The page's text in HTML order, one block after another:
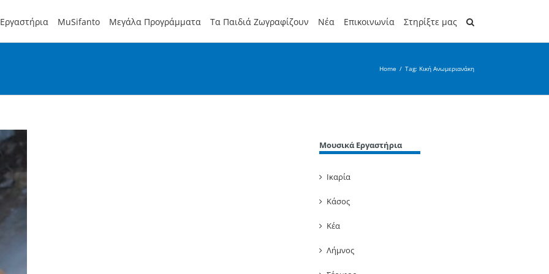
MuSifanto Μεγάλα Προγράμματα Τα Παιδιά Ζωγραφίζουν Νέα Επικοινωνία Στηρίξτε μας
Home / Tag: Κική Ανωμεριανάκη
Μουσικά Εργαστήρια
Ικαρία
Κάσος
Κέα
Λήμνος